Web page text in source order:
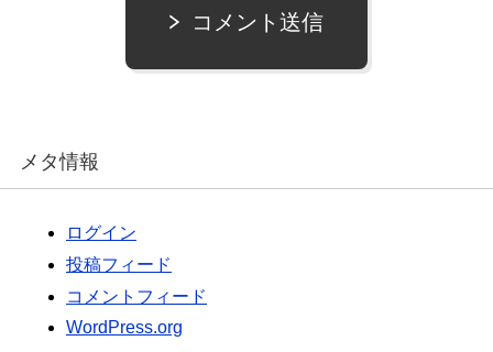
コメント送信
メタ情報
ログイン
投稿フィード
コメントフィード
WordPress.org